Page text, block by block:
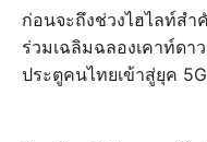
ก่อนจะถึงช่วงไฮไลท์ส
ร่วมเฉลิมฉลองเคาท์ดา
ประตูคนไทยเข้าสู่ยุค